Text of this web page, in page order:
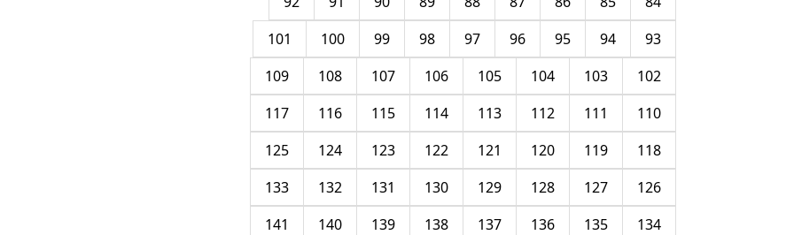
93
94
95
96
97
98
99
100
101
102
103
104
105
106
107
108
109
110
111
112
113
114
115
116
117
118
119
120
121
122
123
124
125
126
127
128
129
130
131
132
133
134
135
136
137
138
139
140
141